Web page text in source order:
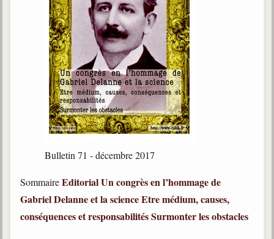
Bulletin 71 - décembre 2017
SommaireEditorialUn congrès en l’hommage de
Gabriel Delanne et la scienceEtre médium, causes,
conséquences et responsabilitésSurmonter les obstacles